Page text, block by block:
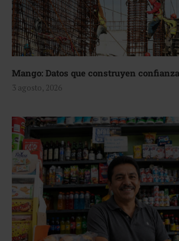
Mango: Datos que construyen confianza
3 agosto, 2026